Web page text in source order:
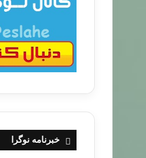
خبرنامه نوگرا